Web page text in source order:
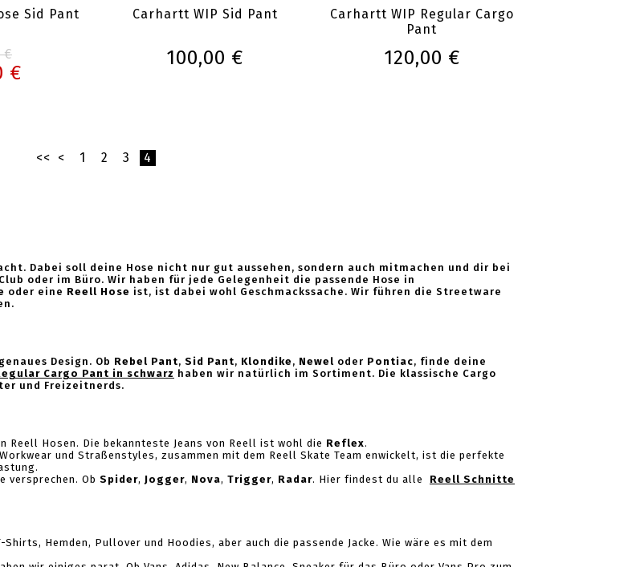
Sid Pant
€
€
Carhartt WIP Sid Pant
100,00 €
Carhartt WIP Regular Cargo
Pant
120,00 €
<< < 1 2 3 4
Dabei soll deine Hose nicht nur gut aussehen, sondern auch mitmachen und dir bei
oder im Büro. Wir haben für jede Gelegenheit die passende Hose in
oder eine Reell Hose ist, ist dabei wohl Geschmackssache. Wir führen die Streetware
Design. Ob Rebel Pant, Sid Pant, Klondike, Newel oder Pontiac, finde deine
Cargo Pant in schwarz haben wir natürlich im Sortiment. Die klassische Cargo
und Freizeitnerds.
Reell Hosen. Die bekannteste Jeans von Reell ist wohl die Reflex.
und Straßenstyles, zusammen mit dem Reell Skate Team enwickelt, ist die perfekte
versprechen. Ob Spider, Jogger, Nova, Trigger, Radar. Hier findest du alle Reell Schnitte
Hemden, Pullover und Hoodies, aber auch die passende Jacke. Wie wäre es mit dem